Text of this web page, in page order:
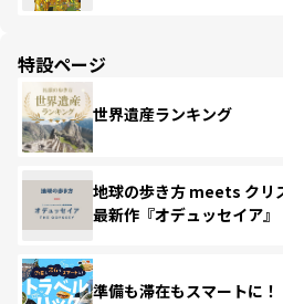
特設ページ
世界遺産ランキング
地球の歩き方 meets クリ
最新作『オデュッセイア』
準備も滞在もスマートに